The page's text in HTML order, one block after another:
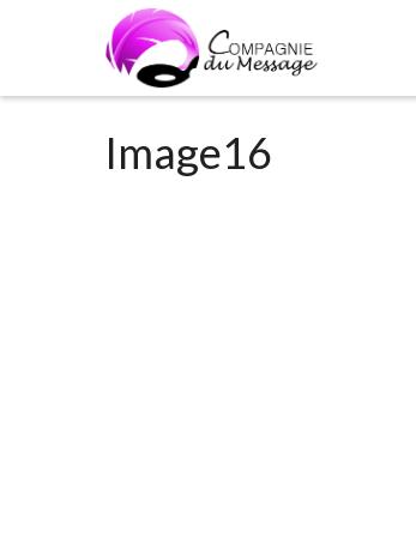
Image16